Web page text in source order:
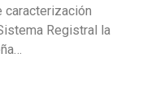
caracterización
Registral la